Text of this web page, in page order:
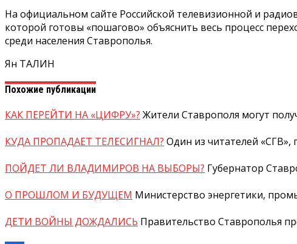
На официальном сайте Российской телевизионной и
которой готовы «пошагово» объяснить весь процесс
среди населения Ставрополья.
Ян ТАЛИН
Похожие публикации
КАК ПЕРЕЙТИ НА «ЦИФРУ»? Жители Ставрополя могут
КУДА ПРОПАДАЕТ ТЕЛЕСИГНАЛ? Один из читателей
ПОЙДЕТ ЛИ ВЛАДИМИРОВ НА ВЫБОРЫ? Губернатор
О ПРОШЛОМ И БУДУЩЕМ Министерство энергетики,
ДЕТИ ВОЙНЫ ДОЖДАЛИСЬ Правительство Ставрополья